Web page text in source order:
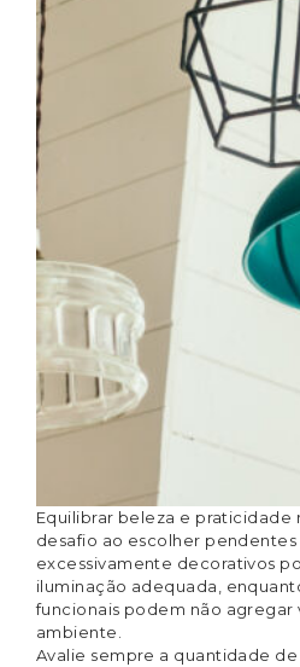
Equilibrar beleza e praticidade
desafio ao escolher
excessivamente decorativos
iluminação adequada,
funcionais podem não agregar
ambiente.
Avalie sempre a quantidade de